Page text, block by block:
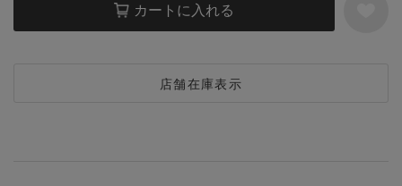
カートに入れる
店舗在庫表示